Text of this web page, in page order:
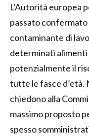
L’Autorità europea
passato confermato
contaminante di
determinati
potenzialmente il
tutte le fasce d’età.
chiedono alla
massimo proposto
spesso